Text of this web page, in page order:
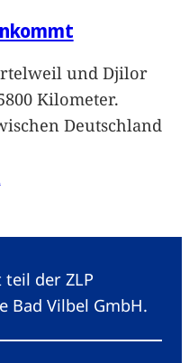
und Djilor
Kilometer.
Deutschland
der ZLP
Bad Vilbel GmbH.